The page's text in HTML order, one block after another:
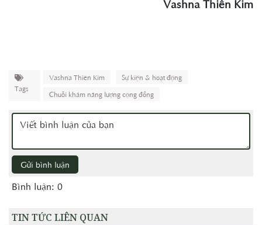
Vashna Thiên Kim
Tags
Vashna Thiên Kim
Sự kiện & hoạt động
Chuỗi khám năng lượng cộng đồng
Gửi bình luận
Bình luận: 0
TIN TỨC LIÊN QUAN